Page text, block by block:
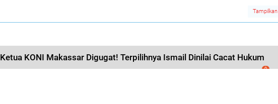
Tampilkan
Ketua KONI Makassar Digugat! Terpilihnya Ismail Dinilai Cacat Hukum
0